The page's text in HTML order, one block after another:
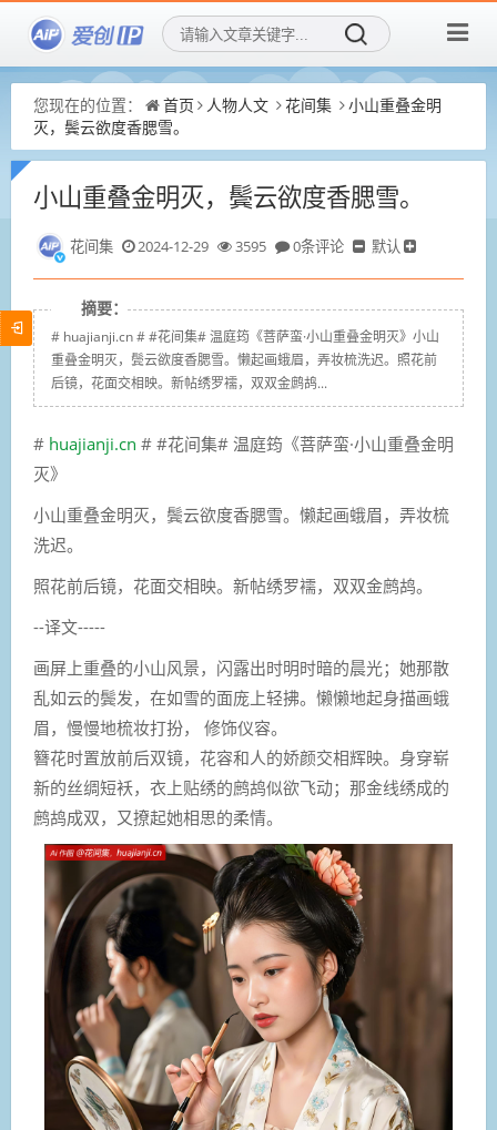
您现在的位置： 首页 人物人文 花间集
小山重叠金明
灭，鬓云欲度香腮雪。
小山重叠金明灭，鬓云欲度香腮雪。
花间集 2024-12-29 3595 0条评论 默认
摘要：
# huajianji.cn # #花间集# 温庭筠《菩萨蛮·小山重叠金明灭》小山
重叠金明灭，鬓云欲度香腮雪。懒起画蛾眉，弄妆梳洗迟。照花前
后镜，花面交相映。新帖绣罗襦，双双金鹧鸪...
# huajianji.cn # #花间集# 温庭筠《菩萨蛮·小山重叠金明
灭》
小山重叠金明灭，鬓云欲度香腮雪。懒起画蛾眉，弄妆梳
洗迟。
照花前后镜，花面交相映。新帖绣罗襦，双双金鹧鸪。
--译文-----
画屏上重叠的小山风景，闪露出时明时暗的晨光；她那散
乱如云的鬓发，在如雪的面庞上轻拂。懒懒地起身描画蛾
眉，慢慢地梳妆打扮， 修饰仪容。
簪花时置放前后双镜，花容和人的娇颜交相辉映。身穿崭
新的丝绸短袄，衣上贴绣的鹧鸪似欲飞动；那金线绣成的
鹧鸪成双，又撩起她相思的柔情。